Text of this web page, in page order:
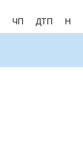
ЧП ДТП